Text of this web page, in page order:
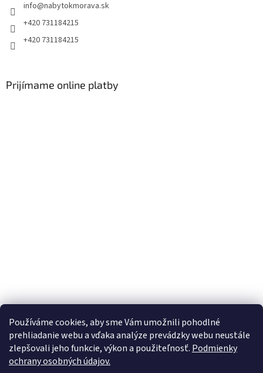
Používáme cookies, aby sme Vám umožnili pohodlné
prehliadanie webu a vďaka analýze prevádzky webu neustále
zlepšovali jeho funkcie, výkon a použiteľnosť. Podmienky
ochrany osobných údajov.
info@nabytokmorava.sk
+420 731184215
+420 731184215
Prijímame online platby